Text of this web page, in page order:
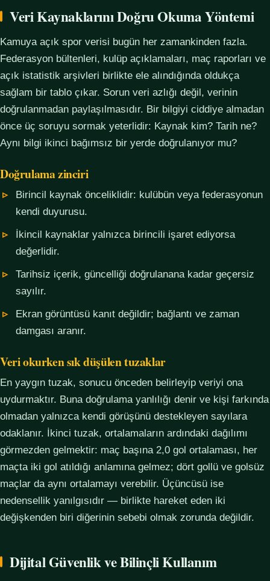
Veri Kaynaklarını Doğru Okuma Yöntemi
Kamuya açık spor verisi bugün her zamankinden fazla.
Federasyon bültenleri, kulüp açıklamaları, maç raporları ve
açık istatistik arşivleri birlikte ele alındığında oldukça
sağlam bir tablo çıkar. Sorun veri azlığı değil, verinin
doğrulanmadan paylaşılmasıdır. Bir bilgiyi ciddiye almadan
önce üç soruyu sormak yeterlidir: Kaynak kim? Tarih ne?
Aynı bilgi ikinci bağımsız bir yerde doğrulanıyor mu?
Doğrulama zinciri
Birincil kaynak önceliklidir: kulübün veya federasyonun
kendi duyurusu.
İkincil kaynaklar yalnızca birincili işaret ediyorsa
değerlidir.
Tarihsiz içerik, güncelliği doğrulanana kadar geçersiz
sayılır.
Ekran görüntüsü kanıt değildir; bağlantı ve zaman
damgası aranır.
Veri okurken sık düşülen tuzaklar
En yaygın tuzak, sonucu önceden belirleyip veriyi ona
uydurmaktır. Buna doğrulama yanlılığı denir ve kişi farkında
olmadan yalnızca kendi görüşünü destekleyen sayılara
odaklanır. İkinci tuzak, ortalamaların ardındaki dağılımı
görmezden gelmektir: maç başına 2,0 gol ortalaması, her
maçta iki gol atıldığı anlamına gelmez; dört gollü ve golsüz
maçlar da aynı ortalamayı verebilir. Üçüncüsü ise
nedensellik yanılgısıdır — birlikte hareket eden iki
değişkenden biri diğerinin sebebi olmak zorunda değildir.
Dijital Güvenlik ve Bilinçli Kullanım